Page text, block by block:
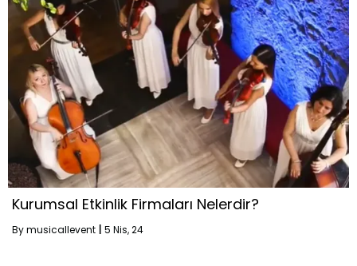
Kurumsal Etkinlik Firmaları Nelerdir?
Bymusicallevent 5 Nis, 24